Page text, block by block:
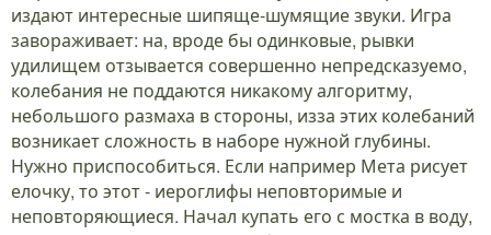
издают интересные шипяще-шумящие звуки. Игра
завораживает: на, вроде бы одинковые, рывки
удилищем отзывается совершенно непредсказуемо,
колебания не поддаются никакому алгоритму,
небольшого размаха в стороны, изза этих колебаний
возникает сложность в наборе нужной глубины.
Нужно приспособиться. Если например Мета рисует
елочку, то этот - иероглифы неповторимые и
неповторяющиеся. Начал купать его с мостка в воду,